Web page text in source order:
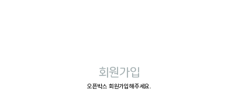
회원가입
오픈박스 회원가입해주세요.